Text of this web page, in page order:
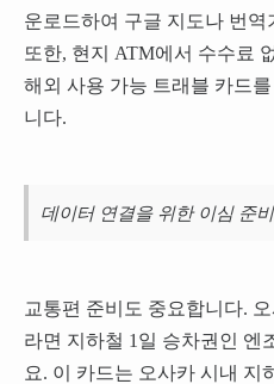
운로드하여 구글 지도나 번
또한, 현지 ATM에서 수수료
해외 사용 가능 트래블 카드
니다.
데이터 연결을 위한 이심 준비
교통편 준비도 중요합니다.
라면 지하철 1일 승차권인 엔
요. 이 카드는 오사카 시내 지